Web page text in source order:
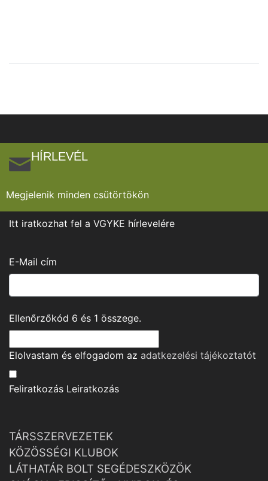
HÍRLEVÉL
Megjelenik minden csütörtökön
Itt iratkozhat fel a VGYKE hírlevelére
E-Mail cím
Ellenőrzőkód 6 és 1 összege.
Elolvastam és elfogadom az adatkezelési tájékoztatót
Feliratkozás Leiratkozás
TÁRSSZERVEZETEK
KÖZÖSSÉGI KLUBOK
LÁTHATÁR BOLT SEGÉDESZKÖZÖK